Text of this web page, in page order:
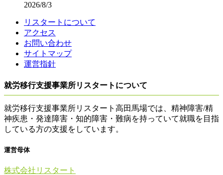
2026/8/3
リスタートについて
アクセス
お問い合わせ
サイトマップ
運営指針
就労移行支援事業所リスタートについて
就労移行支援事業所リスタート高田馬場では、精神障害/精
神疾患・発達障害・知的障害・難病を持っていて就職を目指
している方の支援をしています。
運営母体
株式会社リスタート